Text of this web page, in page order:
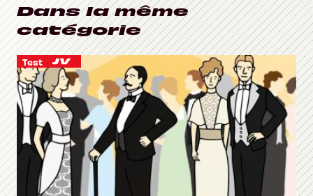
Dans la même
catégorie
Test